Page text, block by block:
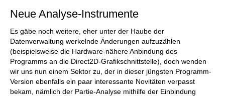
Neue Analyse-Instrumente
Es gäbe noch weitere, eher unter der Haube der
Datenverwaltung werkelnde Änderungen aufzuzählen
(beispielsweise die Hardware-nähere Anbindung des
Programms an die Direct2D-Grafikschnittstelle), doch wenden
wir uns nun einem Sektor zu, der in dieser jüngsten Programm-
Version ebenfalls ein paar interessante Novitäten verpasst
bekam, nämlich der Partie-Analyse mithilfe der Einbindung